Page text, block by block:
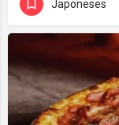
Japoneses